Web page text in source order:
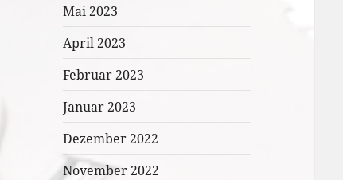
Mai 2023
April 2023
Februar 2023
Januar 2023
Dezember 2022
November 2022